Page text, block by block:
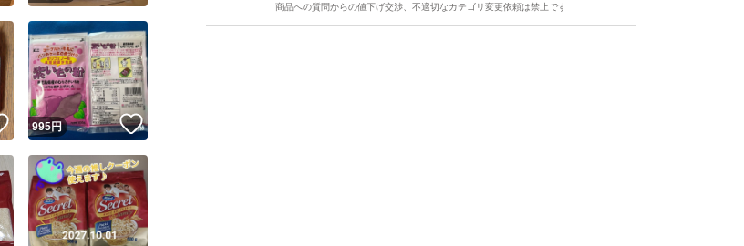
商品への質問からの値下げ交渉、不適切なカテゴリ変更依頼は禁止です
いいね！
995円 いいね！